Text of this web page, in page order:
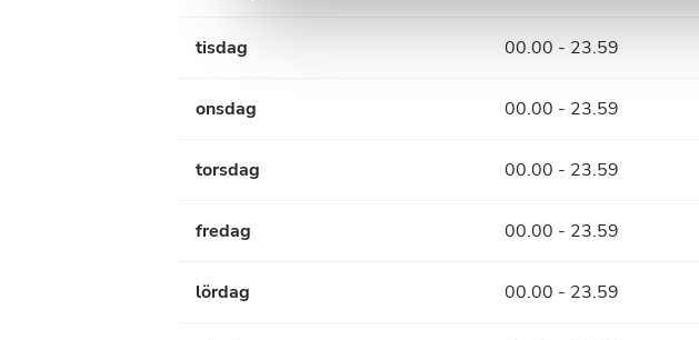
tisdag 00.00 - 23.59
onsdag 00.00 - 23.59
torsdag 00.00 - 23.59
fredag 00.00 - 23.59
lördag 00.00 - 23.59